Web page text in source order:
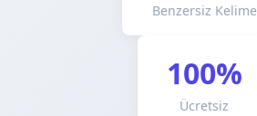
Benzersiz Kelime
100%
Ücretsiz